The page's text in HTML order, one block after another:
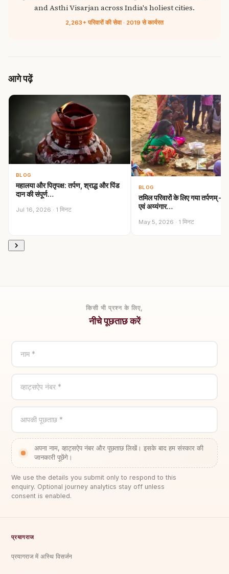
and Asthi Visarjan across India's holiest cities.
2,263+ परिवारों की सेवा · 2019 से कार्यरत
आगे पढ़ें
BLOG
महालया और पितृपक्ष: तर्पण, श्राद्ध और पिंड
दान की संपूर्ण…
Jul 16, 2026 · 1 मिनट
BLOG
तमिल परिवारों के लिए गया तर्पणम् —
एवं अय्यंगार…
May 5, 2026 · 1 मिनट
किसी भी प्रश्न के लिए,
नीचे पूछताछ करें
नाम *
व्हाट्सऐप नंबर *
आपकी पूछताछ *
अपना नाम, व्हाट्सऐप नंबर और पूछताछ लिखें। इसके बाद हम संस्कार की
जानकारी पूछेंगे।
We use the details you submit only to respond to this
enquiry. Optional journey analytics stay off unless
consent is enabled.
प्रयागराज
प्रयागराज में अस्थि विसर्जन